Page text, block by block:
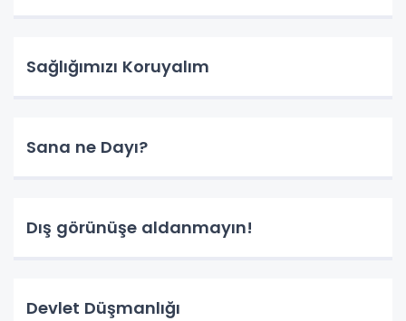
Sağlığımızı Koruyalım
Sana ne Dayı?
Dış görünüşe aldanmayın!
Devlet Düşmanlığı